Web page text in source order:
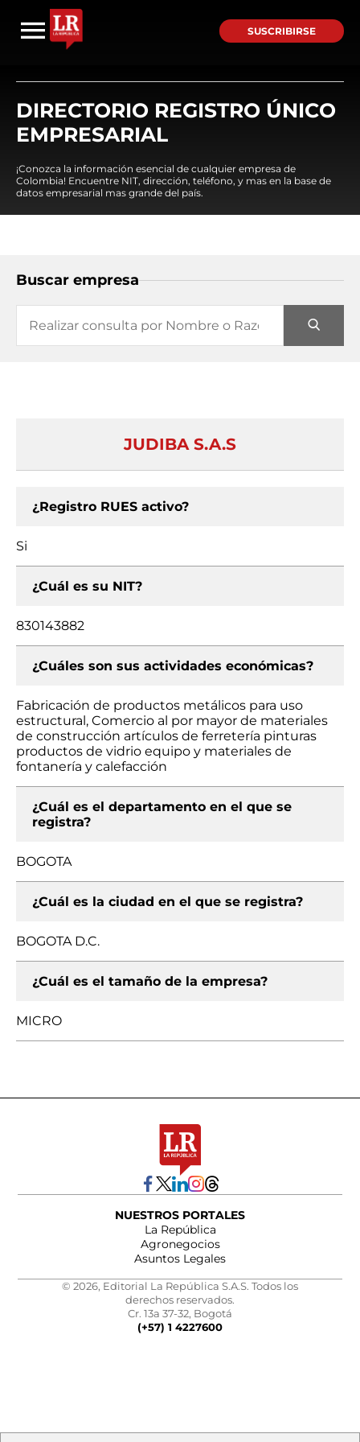
SUSCRIBIRSE
DIRECTORIO REGISTRO ÚNICO
EMPRESARIAL
¡Conozca la información esencial de cualquier empresa de
Colombia! Encuentre NIT, dirección, teléfono, y mas en la base de
datos empresarial mas grande del país.
Buscar empresa
JUDIBA S.A.S
¿Registro RUES activo?
Si
¿Cuál es su NIT?
830143882
¿Cuáles son sus actividades económicas?
Fabricación de productos metálicos para uso
estructural, Comercio al por mayor de materiales
de construcción artículos de ferretería pinturas
productos de vidrio equipo y materiales de
fontanería y calefacción
¿Cuál es el departamento en el que se
registra?
BOGOTA
¿Cuál es la ciudad en el que se registra?
BOGOTA D.C.
¿Cuál es el tamaño de la empresa?
MICRO
NUESTROS PORTALES
La República
Agronegocios
Asuntos Legales
© 2026, Editorial La República S.A.S. Todos los
derechos reservados.
Cr. 13a 37-32, Bogotá
(+57) 1 4227600